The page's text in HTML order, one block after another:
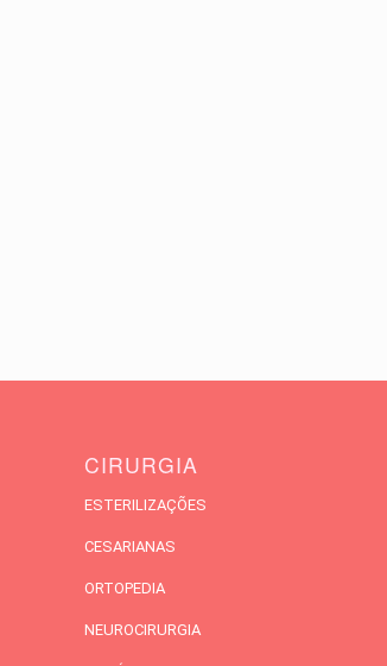
CIRURGIA
ESTERILIZAÇÕES
CESARIANAS
ORTOPEDIA
NEUROCIRURGIA